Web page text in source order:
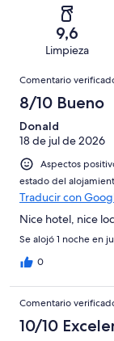
puntuación
puntuación
puntuación
Normal
una
puntuación
Mediocre
824
una
puntuación
de
Horrible
9,6
Limpieza
Comentario
8/10 Bueno
Donald
18 de jul de 2026
Aspectos
estado del
Traducir con
Nice hotel, nice
Se alojó 1 noche en
0
Comentario
10/10